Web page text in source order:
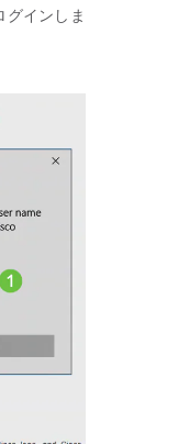
グインしま